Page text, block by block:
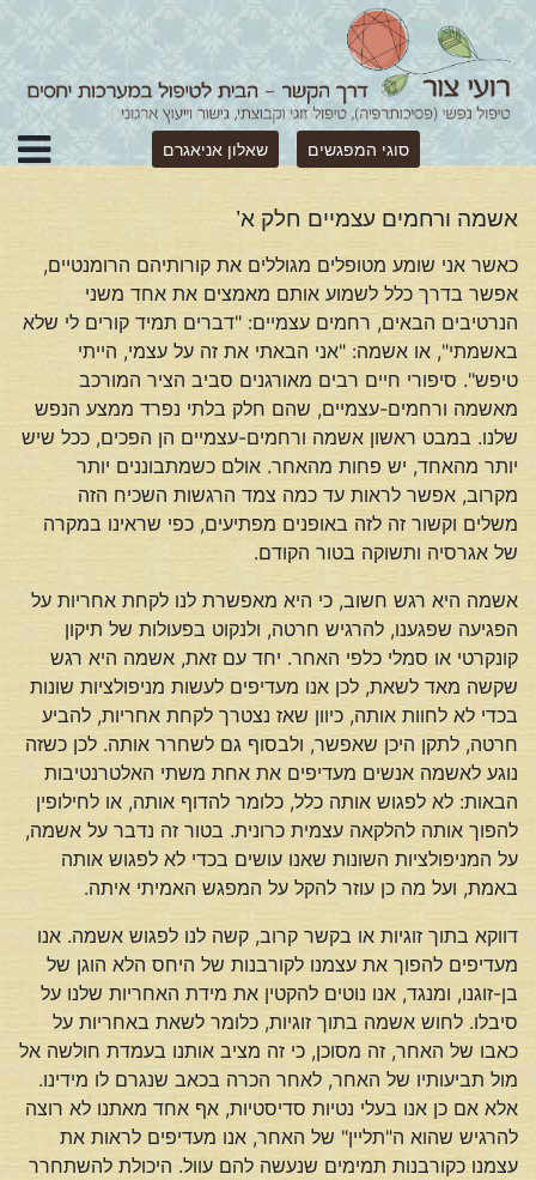
סוגי המפגשים שאלון אניאגרם
אשמה ורחמים עצמיים חלק א’
כאשר אני שומע מטופלים מגוללים את קורותיהם הרומנטיים,
אפשר בדרך כלל לשמוע אותם מאמצים את אחד משני
הנרטיבים הבאים, רחמים עצמיים: "דברים תמיד קורים לי שלא
באשמתי", או אשמה: "אני הבאתי את זה על עצמי, הייתי
טיפש". סיפורי חיים רבים מאורגנים סביב הציר המורכב
מאשמה ורחמים-עצמיים, שהם חלק בלתי נפרד ממצע הנפש
שלנו. במבט ראשון אשמה ורחמים-עצמיים הן הפכים, ככל שיש
יותר מהאחד, יש פחות מהאחר. אולם כשמתבוננים יותר
מקרוב, אפשר לראות עד כמה צמד הרגשות השכיח הזה
משלים וקשור זה לזה באופנים מפתיעים, כפי שראינו במקרה
של אגרסיה ותשוקה בטור הקודם.
אשמה היא רגש חשוב, כי היא מאפשרת לנו לקחת אחריות על
הפגיעה שפגענו, להרגיש חרטה, ולנקוט בפעולות של תיקון
קונקרטי או סמלי כלפי האחר. יחד עם זאת, אשמה היא רגש
שקשה מאד לשאת, לכן אנו מעדיפים לעשות מניפולציות שונות
בכדי לא לחוות אותה, כיוון שאז נצטרך לקחת אחריות, להביע
חרטה, לתקן היכן שאפשר, ולבסוף גם לשחרר אותה. לכן כשזה
נוגע לאשמה אנשים מעדיפים את אחת משתי האלטרנטיבות
הבאות: לא לפגוש אותה כלל, כלומר להדוף אותה, או לחילופין
להפוך אותה להלקאה עצמית כרונית. בטור זה נדבר על אשמה,
על המניפולציות השונות שאנו עושים בכדי לא לפגוש אותה
באמת, ועל מה כן עוזר להקל על המפגש האמיתי איתה.
דווקא בתוך זוגיות או בקשר קרוב, קשה לנו לפגוש אשמה. אנו
מעדיפים להפוך את עצמנו לקורבנות של היחס הלא הוגן של
בן-זוגנו, ומנגד, אנו נוטים להקטין את מידת האחריות שלנו על
סיבלו. לחוש אשמה בתוך זוגיות, כלומר לשאת באחריות על
כאבו של האחר, זה מסוכן, כי זה מציב אותנו בעמדת חולשה אל
מול תביעותיו של האחר, לאחר הכרה בכאב שנגרם לו מידינו.
אלא אם כן אנו בעלי נטיות סדיסטיות, אף אחד מאתנו לא רוצה
להרגיש שהוא ה"תליין" של האחר, אנו מעדיפים לראות את
עצמנו כקורבנות תמימים שנעשה להם עוול. היכולת להשתחרר